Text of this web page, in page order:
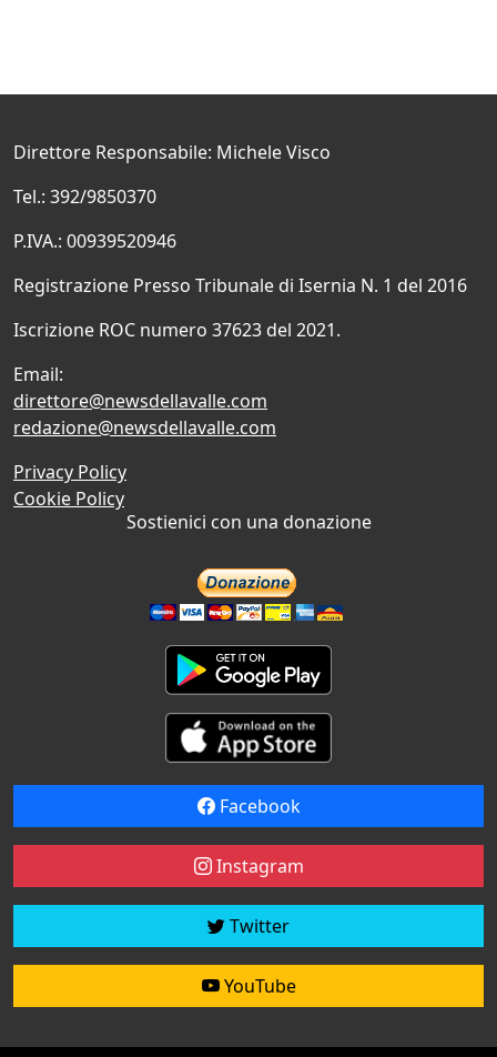
Direttore Responsabile: Michele Visco
Tel.: 392/9850370
P.IVA.: 00939520946
Registrazione Presso Tribunale di Isernia N. 1 del 2016
Iscrizione ROC numero 37623 del 2021.
Email:
direttore@newsdellavalle.com
redazione@newsdellavalle.com
Privacy Policy
Cookie Policy
Sostienici con una donazione
Facebook
Instagram
Twitter
YouTube